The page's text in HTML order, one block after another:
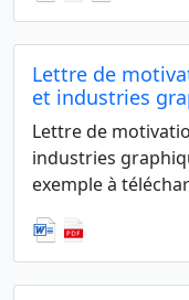
Lettre de
et industries
Lettre de
industries
exemple à